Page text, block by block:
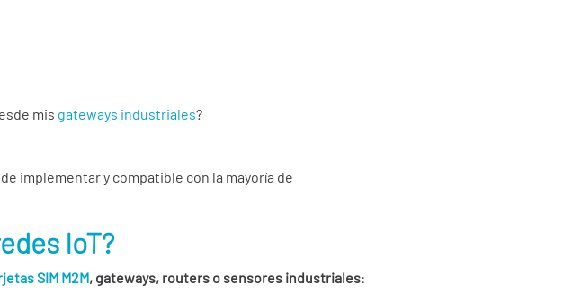
mis gateways industriales?
implementar y compatible con la mayoría de
IoT?
SIM M2M, gateways, routers o sensores industriales: